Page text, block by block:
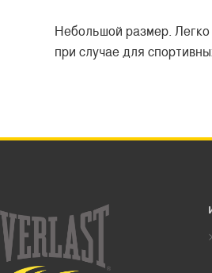
Небольшой размер.
при случае для